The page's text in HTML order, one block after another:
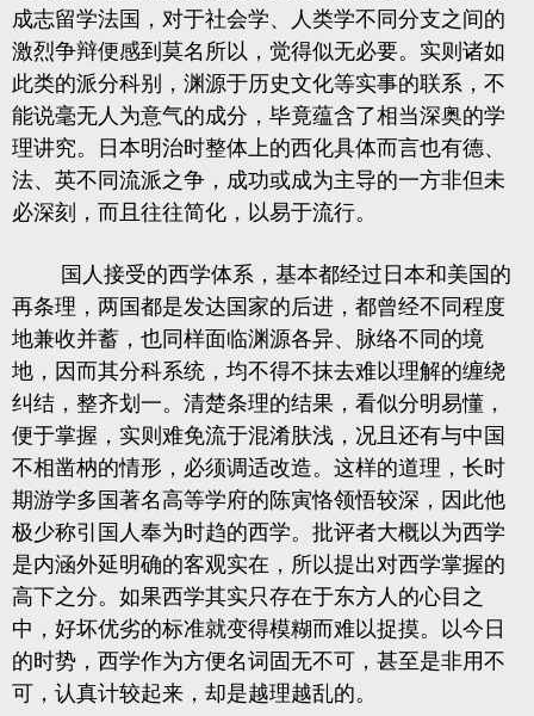
成志留学法国，对于社会学、人类学不同分支之间的
激烈争辩便感到莫名所以，觉得似无必要。实则诸如
此类的派分科别，渊源于历史文化等实事的联系，不
能说毫无人为意气的成分，毕竟蕴含了相当深奥的学
理讲究。日本明治时整体上的西化具体而言也有德、
法、英不同流派之争，成功或成为主导的一方非但未
必深刻，而且往往简化，以易于流行。
国人接受的西学体系，基本都经过日本和美国的
再条理，两国都是发达国家的后进，都曾经不同程度
地兼收并蓄，也同样面临渊源各异、脉络不同的境
地，因而其分科系统，均不得不抹去难以理解的缠绕
纠结，整齐划一。清楚条理的结果，看似分明易懂，
便于掌握，实则难免流于混淆肤浅，况且还有与中国
不相凿枘的情形，必须调适改造。这样的道理，长时
期游学多国著名高等学府的陈寅恪领悟较深，因此他
极少称引国人奉为时趋的西学。批评者大概以为西学
是内涵外延明确的客观实在，所以提出对西学掌握的
高下之分。如果西学其实只存在于东方人的心目之
中，好坏优劣的标准就变得模糊而难以捉摸。以今日
的时势，西学作为方便名词固无不可，甚至是非用不
可，认真计较起来，却是越理越乱的。